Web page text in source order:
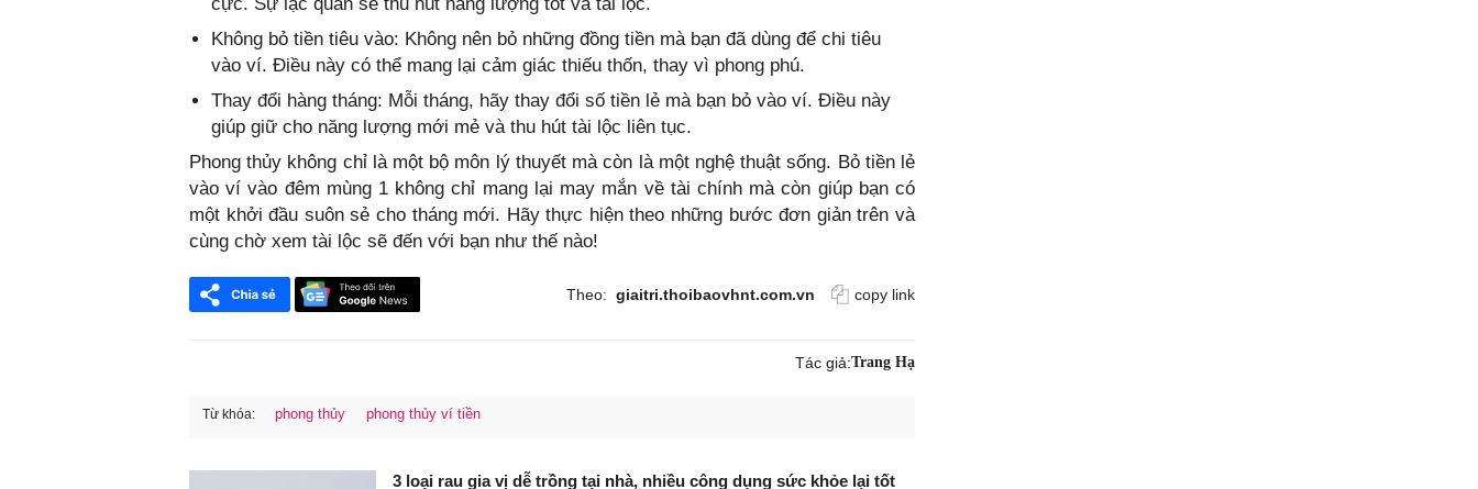
Không bỏ tiền tiêu vào: Không nên bỏ những đồng tiền mà bạn đã dùng để chi tiêu
vào ví. Điều này có thể mang lại cảm giác thiếu thốn, thay vì phong phú.
Thay đổi hàng tháng: Mỗi tháng, hãy thay đổi số tiền lẻ mà bạn bỏ vào ví. Điều này
giúp giữ cho năng lượng mới mẻ và thu hút tài lộc liên tục.
Phong thủy không chỉ là một bộ môn lý thuyết mà còn là một nghệ thuật sống. Bỏ tiền lẻ
vào ví vào đêm mùng 1 không chỉ mang lại may mắn về tài chính mà còn giúp bạn có
một khởi đầu suôn sẻ cho tháng mới. Hãy thực hiện theo những bước đơn giản trên và
cùng chờ xem tài lộc sẽ đến với bạn như thế nào!
Theo: giaitri.thoibaovhnt.com.vn copy link
Tác giả:Trang Hạ
Từ khóa: phong thủy phong thủy ví tiền
3 loại rau gia vị dễ trồng tại nhà, nhiều công dụng sức khỏe lại tốt